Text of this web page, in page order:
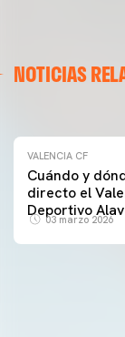
NOTICIAS
VALENCIA CF
Cuándo y
directo el
Deportivo
03 marzo 2026